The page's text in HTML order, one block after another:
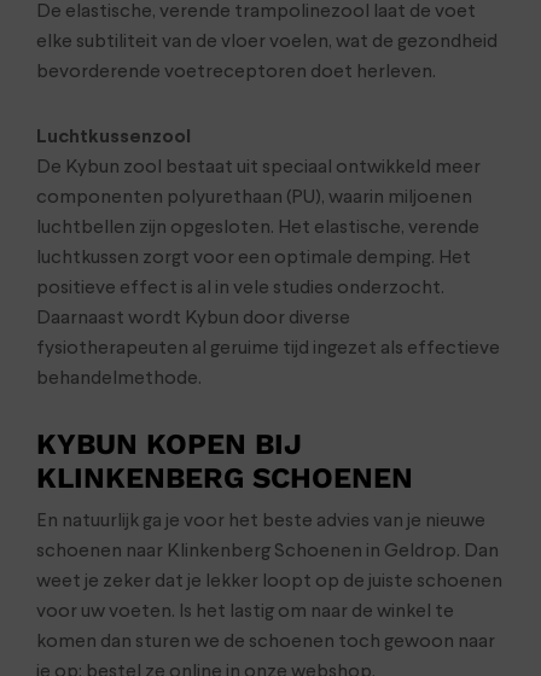
De elastische, verende trampolinezool laat de voet
elke subtiliteit van de vloer voelen, wat de gezondheid
bevorderende voetreceptoren doet herleven.
Luchtkussenzool
De Kybun zool bestaat uit speciaal ontwikkeld meer
componenten polyurethaan (PU), waarin miljoenen
luchtbellen zijn opgesloten. Het elastische, verende
luchtkussen zorgt voor een optimale demping. Het
positieve effect is al in vele studies onderzocht.
Daarnaast wordt Kybun door diverse
fysiotherapeuten al geruime tijd ingezet als effectieve
behandelmethode.
KYBUN KOPEN BIJ
KLINKENBERG SCHOENEN
En natuurlijk ga je voor het beste advies van je nieuwe
schoenen naar Klinkenberg Schoenen in Geldrop. Dan
weet je zeker dat je lekker loopt op de juiste schoenen
voor uw voeten. Is het lastig om naar de winkel te
komen dan sturen we de schoenen toch gewoon naar
je op: bestel ze online in onze webshop.